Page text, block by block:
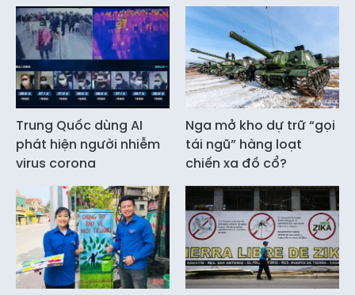
Trung Quốc dùng AI
phát hiện người nhiễm
virus corona
Nga mở kho dự trữ “gọi
tái ngũ” hàng loạt
chiến xa đồ cổ?